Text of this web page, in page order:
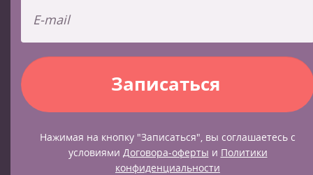
Нажимая на кнопку "Записаться", вы соглашаетесь с
условиями Договора-оферты и Политики
конфиденциальности